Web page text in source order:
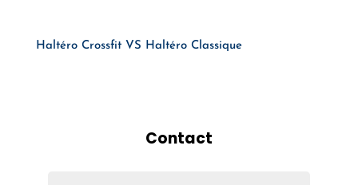
Haltéro Crossfit VS Haltéro Classique
Contact